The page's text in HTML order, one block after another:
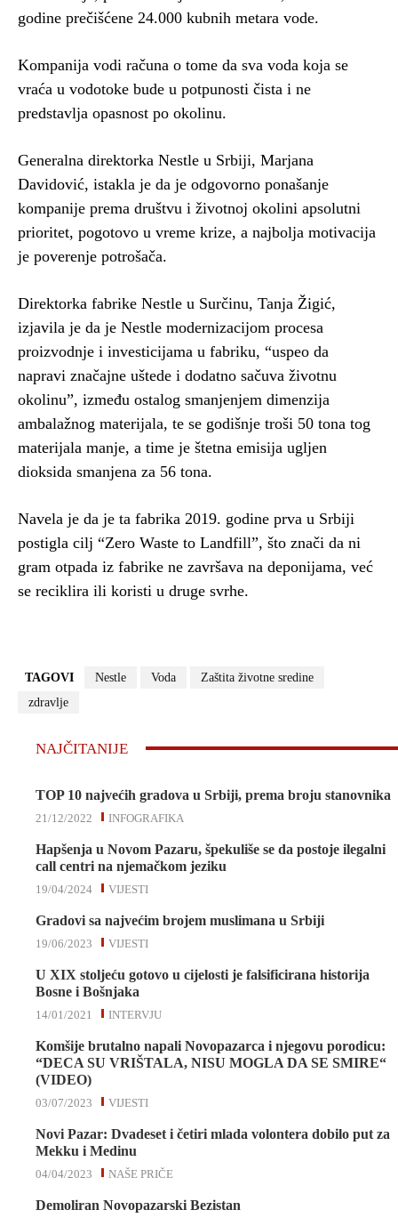
godine prečišćene 24.000 kubnih metara vode.
Kompanija vodi računa o tome da sva voda koja se
vraća u vodotoke bude u potpunosti čista i ne
predstavlja opasnost po okolinu.
Generalna direktorka Nestle u Srbiji, Marjana
Davidović, istakla je da je odgovorno ponašanje
kompanije prema društvu i životnoj okolini apsolutni
prioritet, pogotovo u vreme krize, a najbolja motivacija
je poverenje potrošača.
Direktorka fabrike Nestle u Surčinu, Tanja Žigić,
izjavila je da je Nestle modernizacijom procesa
proizvodnje i investicijama u fabriku, “uspeo da
napravi značajne uštede i dodatno sačuva životnu
okolinu”, između ostalog smanjenjem dimenzija
ambalažnog materijala, te se godišnje troši 50 tona tog
materijala manje, a time je štetna emisija ugljen
dioksida smanjena za 56 tona.
Navela je da je ta fabrika 2019. godine prva u Srbiji
postigla cilj “Zero Waste to Landfill”, što znači da ni
gram otpada iz fabrike ne završava na deponijama, već
se reciklira ili koristi u druge svrhe.
TAGOVI Nestle Voda
Zaštita životne sredine
zdravlje
NAJČITANIJE
TOP 10 najvećih gradova u Srbiji, prema broju stanovnika
INFOGRAFIKA
21/12/2022
Hapšenja u Novom Pazaru, špekuliše se da postoje ilegalni
call centri na njemačkom jeziku
VIJESTI
19/04/2024
Gradovi sa najvećim brojem muslimana u Srbiji
VIJESTI
19/06/2023
U XIX stoljeću gotovo u cijelosti je falsificirana historija
Bosne i Bošnjaka
INTERVJU
14/01/2021
Komšije brutalno napali Novopazarca i njegovu porodicu:
“DECA SU VRIŠTALA, NISU MOGLA DA SE SMIRE“
(VIDEO)
VIJESTI
03/07/2023
Novi Pazar: Dvadeset i četiri mlada volontera dobilo put za
Mekku i Medinu
NAŠE PRIČE
04/04/2023
Demoliran Novopazarski Bezistan